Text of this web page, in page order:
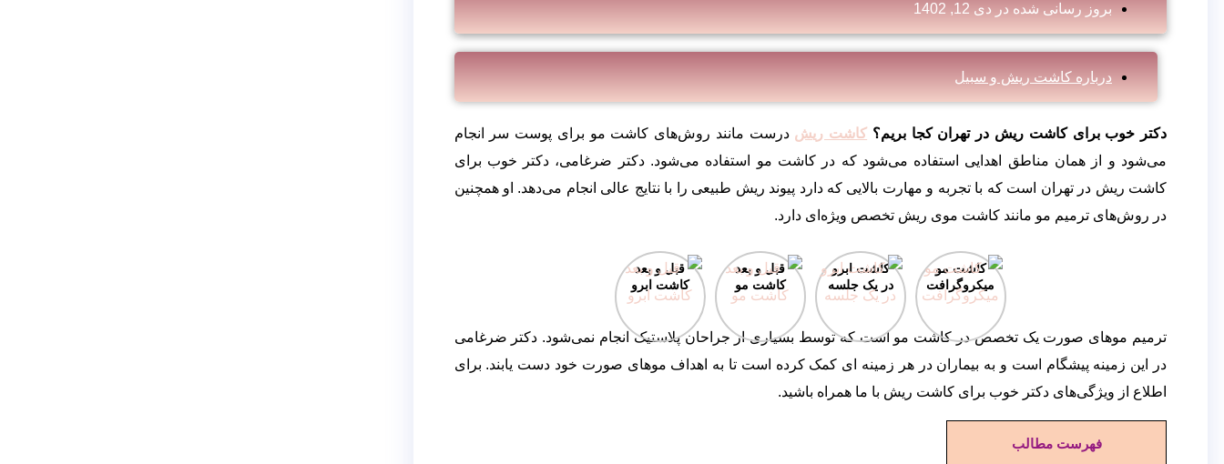
بروز رسانی شده در دی 12, 1402
درباره کاشت ریش و سبیل
دکتر خوب برای کاشت ریش در تهران کجا بریم؟ کاشت ریش درست مانند روش‌های کاشت مو برای پوست سر انجام
می‌شود و از همان مناطق اهدایی استفاده می‌شود که در کاشت مو استفاده می‌شود. دکتر ضرغامی، دکتر خوب برای
کاشت ریش در تهران است که با تجربه و مهارت بالایی که دارد پیوند ریش طبیعی را با نتایج عالی انجام می‌دهد. او همچنین
در روش‌های ترمیم مو مانند کاشت موی ریش تخصص ویژه‌ای دارد.
کاشت مو
میکروگرافت
کاشت ابرو
در یک جلسه
قبل و بعد
کاشت مو
قبل و بعد
کاشت ابرو
ترمیم موهای صورت یک تخصص در کاشت مو است که توسط بسیاری از جراحان پلاستیک انجام نمی‌شود. دکتر ضرغامی
در این زمینه پیشگام است و به بیماران در هر زمینه ای کمک کرده است تا به اهداف موهای صورت خود دست یابند. برای
اطلاع از ویژگی‌های دکتر خوب برای کاشت ریش با ما همراه باشید.
فهرست مطالب